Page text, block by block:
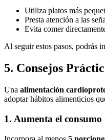
Utiliza platos más
Presta atención a las
Evita comer
Al seguir estos pasos, podrás
5. Consejos
Una alimentación
adoptar hábitos alimenticios
1. Aumenta el